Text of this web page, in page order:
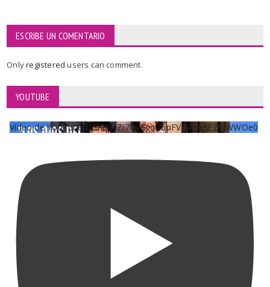
ESCRIBE UN COMENTARIO
Onlyregisteredusers can comment.
YOUTUBE
Vídeo de YouTube UCKqYjiZi7lzy6gqU6pFVFiA_A3EZ9JWWOe0